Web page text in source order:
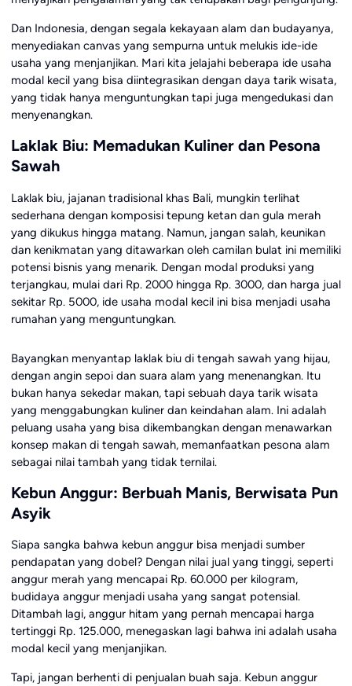
Dan Indonesia, dengan segala kekayaan alam dan budayanya,
menyediakan canvas yang sempurna untuk melukis ide-ide
usaha yang menjanjikan. Mari kita jelajahi beberapa ide usaha
modal kecil yang bisa diintegrasikan dengan daya tarik wisata,
yang tidak hanya menguntungkan tapi juga mengedukasi dan
menyenangkan.
Laklak Biu: Memadukan Kuliner dan Pesona
Sawah
Laklak biu, jajanan tradisional khas Bali, mungkin terlihat
sederhana dengan komposisi tepung ketan dan gula merah
yang dikukus hingga matang. Namun, jangan salah, keunikan
dan kenikmatan yang ditawarkan oleh camilan bulat ini memiliki
potensi bisnis yang menarik. Dengan modal produksi yang
terjangkau, mulai dari Rp. 2000 hingga Rp. 3000, dan harga jual
sekitar Rp. 5000, ide usaha modal kecil ini bisa menjadi usaha
rumahan yang menguntungkan.
Bayangkan menyantap laklak biu di tengah sawah yang hijau,
dengan angin sepoi dan suara alam yang menenangkan. Itu
bukan hanya sekedar makan, tapi sebuah daya tarik wisata
yang menggabungkan kuliner dan keindahan alam. Ini adalah
peluang usaha yang bisa dikembangkan dengan menawarkan
konsep makan di tengah sawah, memanfaatkan pesona alam
sebagai nilai tambah yang tidak ternilai.
Kebun Anggur: Berbuah Manis, Berwisata Pun
Asyik
Siapa sangka bahwa kebun anggur bisa menjadi sumber
pendapatan yang dobel? Dengan nilai jual yang tinggi, seperti
anggur merah yang mencapai Rp. 60.000 per kilogram,
budidaya anggur menjadi usaha yang sangat potensial.
Ditambah lagi, anggur hitam yang pernah mencapai harga
tertinggi Rp. 125.000, menegaskan lagi bahwa ini adalah usaha
modal kecil yang menjanjikan.
Tapi, jangan berhenti di penjualan buah saja. Kebun anggur